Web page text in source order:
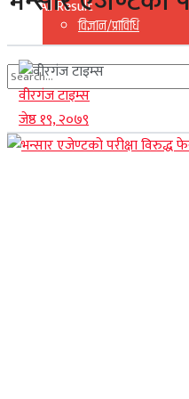
विज्ञान/प्राविधि
No Result
View All Result
View All Result
वीरगंज टाइम्स
जेष्ठ १९, २०७९